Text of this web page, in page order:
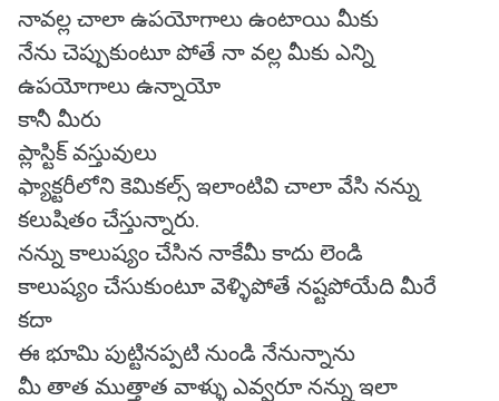
నావల్ల చాలా ఉపయోగాలు ఉంటాయి మీకు
నేను చెప్పుకుంటూ పోతే నా వల్ల మీకు ఎన్ని
ఉపయోగాలు ఉన్నాయో
కానీ మీరు
ప్లాస్టిక్ వస్తువులు
ఫ్యాక్టరీలోని కెమికల్స్ ఇలాంటివి చాలా వేసి నన్ను
కలుషితం చేస్తున్నారు.
నన్ను కాలుష్యం చేసిన నాకేమీ కాదు లెండి
కాలుష్యం చేసుకుంటూ వెళ్ళిపోతే నష్టపోయేది మీరే
కదా
ఈ భూమి పుట్టినప్పటి నుండి నేనున్నాను
మీ తాత ముత్తాత వాళ్ళు ఎవ్వరూ నన్ను ఇలా